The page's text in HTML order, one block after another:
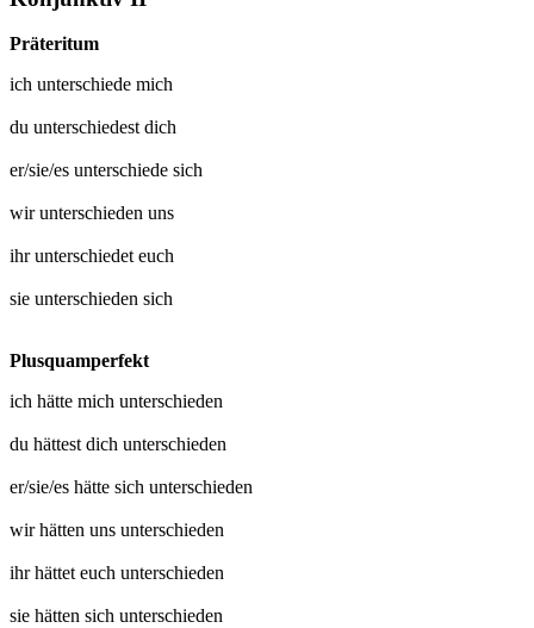
Präteritum
ich unterschiede mich
du unterschiedest dich
er/sie/es unterschiede sich
wirunterschieden uns
ihrunterschiedet euch
sie unterschieden sich
Plusquamperfekt
ich hätte mich unterschieden
du hättest dich unterschieden
er/sie/es hätte sich unterschieden
wir hätten uns unterschieden
ihr hättet euch unterschieden
sie hätten sich unterschieden